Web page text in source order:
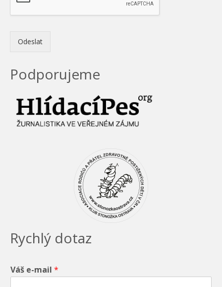
Odeslat
Podporujeme
Rychlý dotaz
Váš e-mail *